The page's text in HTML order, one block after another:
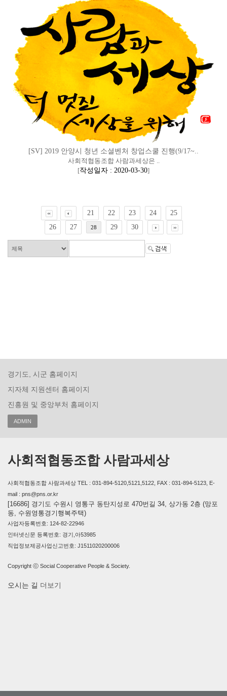
[SV] 2019 안양시 청년 소셜벤처 창업스쿨 진행(9/17~..
사회적협동조합 사람과세상은 ..
[작성일자 : 2020-03-30]
21 22 23 24
25
26
27 28 29 30
경기도, 시군 홈페이지
지자체 지원센터 홈페이지
진흥원 및 중앙부처 홈페이지
ADMIN
사회적협동조합 사람과세상
사회적협동조합 사람과세상 TEL : 031-894-5120,5121,5122, FAX : 031-894-5123, E-
mail : pns@pns.or.kr
[16686] 경기도 수원시 영통구 동탄지성로 470번길 34, 상가동 2층 (망포
동, 수원영통경기행복주택)
사업자등록번호: 124-82-22946
인터넷신문 등록번호: 경기,아53985
직업정보제공사업신고번호: J1511020200006
Copyright ⓒ Social Cooperative People & Society.
오시는 길 더보기